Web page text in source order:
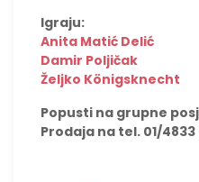
Igraju:
Anita Matić Delić
Damir Poljičak
Željko Königsknecht
Popusti na grupne
Prodaja na tel. 01/4833